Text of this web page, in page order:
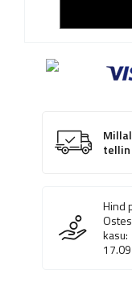
tellin
Hind
kasu:
17.09